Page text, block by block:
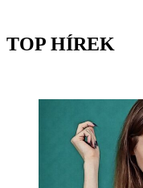
TOP HÍREK